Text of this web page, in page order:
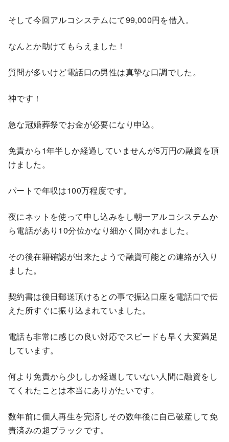
そして今回アルコシステムにて99,000円を借入。
なんとか助けてもらえました！
質問が多いけど電話口の男性は真摯な口調でした。
神です！
急な冠婚葬祭でお金が必要になり申込。
免責から1年半しか経過していませんが5万円の融資を頂
けました。
パートで年収は100万程度です。
夜にネットを使って申し込みをし朝一アルコシステムか
ら電話があり10分位かなり細かく聞かれました。
その後在籍確認が出来たようで融資可能との連絡が入り
ました。
契約書は後日郵送頂けるとの事で振込口座を電話口で伝
えた所すぐに振り込まれていました。
電話も非常に感じの良い対応でスピードも早く大変満足
しています。
何より免責から少ししか経過していない人間に融資をし
てくれたことは本当にありがたいです。
数年前に個人再生を完済しその数年後に自己破産して免
責済みの超ブラックです。